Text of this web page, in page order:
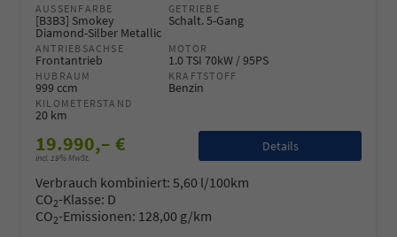
AUSSENFARBE
[B3B3] Smokey
Diamond-Silber Metallic
GETRIEBE
Schalt. 5-Gang
ANTRIEBSACHSE
Frontantrieb
MOTOR
1.0 TSI 70kW / 95PS
HUBRAUM
999 ccm
KRAFTSTOFF
Benzin
KILOMETERSTAND
20 km
19.990,– €
incl. 19% MwSt.
Details
Verbrauch kombiniert: 5,60 l/100km
CO2-Klasse: D
CO2-Emissionen: 128,00 g/km